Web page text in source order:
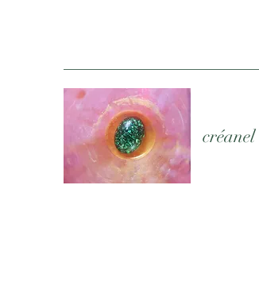
créanel